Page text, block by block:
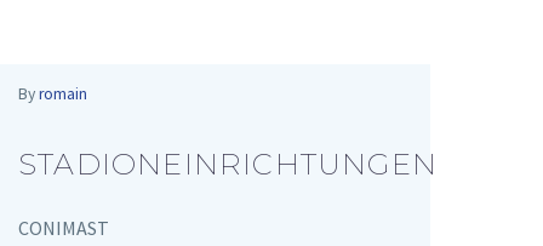
Byromain
STADIONEINRICHTUNGEN
CONIMAST